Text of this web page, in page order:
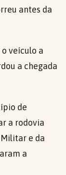
antes da
veículo a
a chegada
de
a rodovia
e da
a